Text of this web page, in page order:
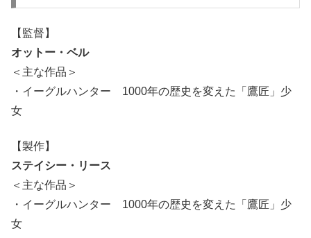
【監督】
オットー・ベル
＜主な作品＞
・イーグルハンター 1000年の歴史を変えた「鷹匠」少
女
【製作】
ステイシー・リース
＜主な作品＞
・イーグルハンター 1000年の歴史を変えた「鷹匠」少
女